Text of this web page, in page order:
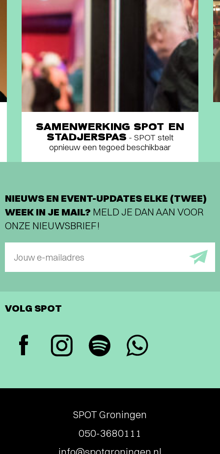
SAMENWERKING SPOT EN
STADJERSPAS - SPOT stelt
opnieuw een tegoed beschikbaar
NIEUWS EN EVENT-UPDATES ELKE (TWEE)
WEEK IN JE MAIL? MELD JE DAN AAN VOOR
ONZE NIEUWSBRIEF!
Jouw e-mailadres
VOLG SPOT
SPOT Groningen
050-3680111